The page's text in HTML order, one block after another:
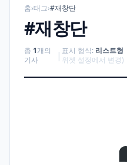
홈›태그›#재창단
#재창단
총 1개의
기사
| 표시 형식: 리스트형
위젯 설정에서 변경)